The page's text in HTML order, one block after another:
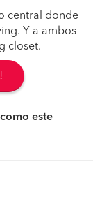
central donde
Y a ambos
closet.
este